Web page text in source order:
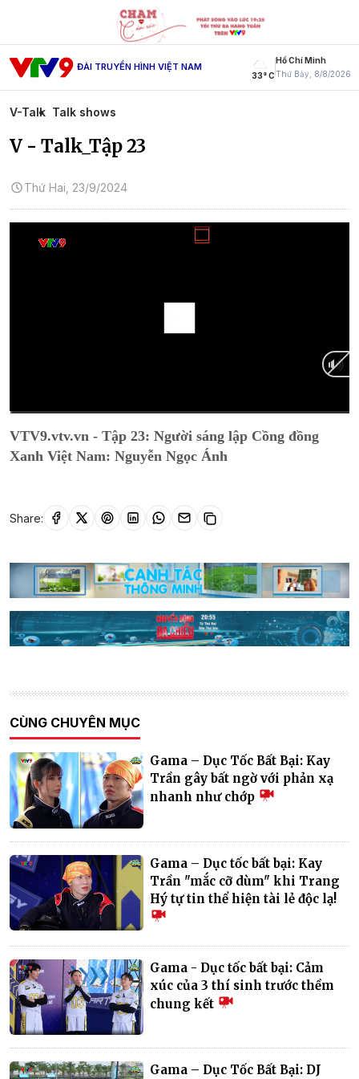
ĐÀI TRUYỀN HÌNH VIỆT NAM
33° C
Hồ Chí Minh
Thứ Bảy, 8/8/2026
V-Talk Talk shows
V - Talk_Tập 23
Thứ Hai, 23/9/2024
Time
VTV9.vtv.vn - Tập 23: Người sáng lập Cồng đồng
Xanh Việt Nam: Nguyễn Ngọc Ánh
Share:
CÙNG CHUYÊN MỤC
Gama – Dục Tốc Bất Bại: Kay
Trần gây bất ngờ với phản xạ
nhanh như chớp
Gama – Dục tốc bất bại: Kay
Trần "mắc cỡ dùm" khi Trang
Hý tự tin thể hiện tài lẻ độc lạ!
Gama - Dục tốc bất bại: Cảm
xúc của 3 thí sinh trước thềm
chung kết
Gama – Dục Tốc Bất Bại: DJ